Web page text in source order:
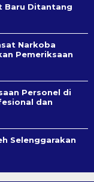
Baru Ditantang
Narkoba
Pemeriksaan
Personel di
dan
Selenggarakan